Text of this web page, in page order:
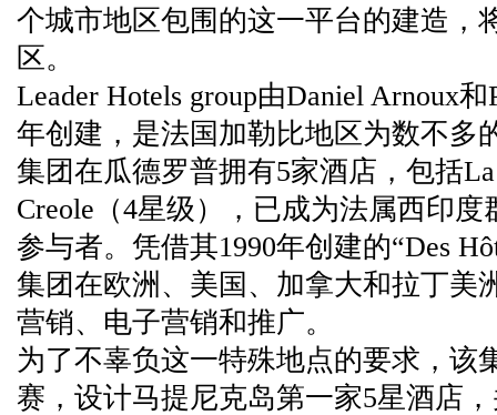
个城市地区包围的这一平台的建造，
区。
Leader Hotels group由Daniel Arnoux
年创建，是法国加勒比地区为数不多
集团在瓜德罗普拥有5家酒店，包括
Creole（4星级），已成为法属西印
参与者。凭借其1990年创建的“Des
集团在欧洲、美国、加拿大和拉丁美
营销、电子营销和推广。
为了不辜负这一特殊地点的要求，该
赛，设计马提尼克岛第一家5星酒店